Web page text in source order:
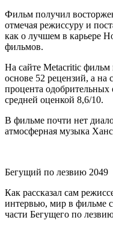
Фильм получил
отмечая режиссуру и
как о лучшем в карьере
фильмов.
На сайте Metacritic фильм
основе 52 рецензий, а на
процента одобрительных
средней оценкой 8,6/10.
В фильме почти нет
атмосферная музыка
Бегущий по лезвию 2049
Как рассказал сам
интервью, мир в фильме
части Бегущего по